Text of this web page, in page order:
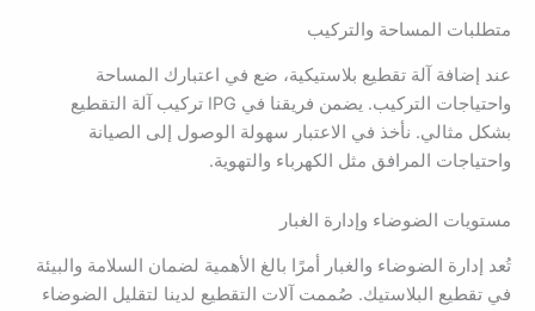
متطلبات المساحة والتركيب
عند إضافة آلة تقطيع بلاستيكية، ضع في اعتبارك المساحة
واحتياجات التركيب. يضمن فريقنا في IPG تركيب آلة التقطيع
بشكل مثالي. نأخذ في الاعتبار سهولة الوصول إلى الصيانة
واحتياجات المرافق مثل الكهرباء والتهوية.
مستويات الضوضاء وإدارة الغبار
تُعد إدارة الضوضاء والغبار أمرًا بالغ الأهمية لضمان السلامة والبيئة
في تقطيع البلاستيك. صُممت آلات التقطيع لدينا لتقليل الضوضاء